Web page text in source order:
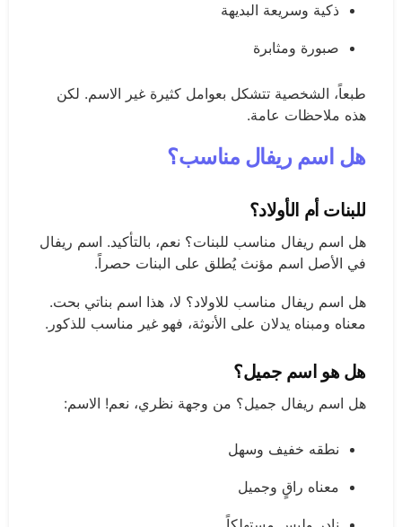
ذكية وسريعة البديهة
صبورة ومثابرة
طبعاً، الشخصية تتشكل بعوامل كثيرة غير الاسم. لكن
هذه ملاحظات عامة.
هل اسم ريفال مناسب؟
للبنات أم الأولاد؟
هل اسم ريفال مناسب للبنات؟ نعم، بالتأكيد. اسم ريفال
في الأصل اسم مؤنث يُطلق على البنات حصراً.
هل اسم ريفال مناسب للاولاد؟ لا، هذا اسم بناتي بحت.
معناه ومبناه يدلان على الأنوثة، فهو غير مناسب للذكور.
هل هو اسم جميل؟
هل اسم ريفال جميل؟ من وجهة نظري، نعم! الاسم:
نطقه خفيف وسهل
معناه راقٍ وجميل